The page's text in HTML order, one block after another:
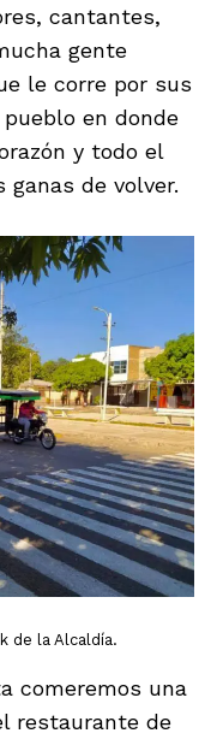
cantantes,
gente
le corre por sus
en donde
y todo el
de volver.
de la Alcaldía.
comeremos una
restaurante de